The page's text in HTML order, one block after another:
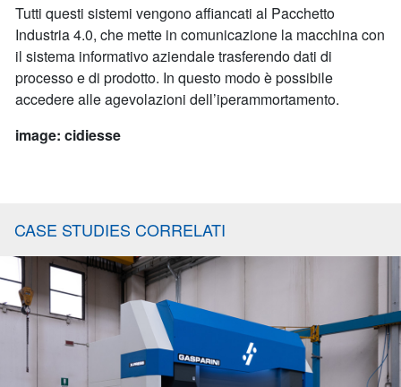
Tutti questi sistemi vengono affiancati al Pacchetto
Industria 4.0, che mette in comunicazione la macchina con
il sistema informativo aziendale trasferendo dati di
processo e di prodotto. In questo modo è possibile
accedere alle agevolazioni dell’iperammortamento.
image: cidiesse
CASE STUDIES CORRELATI